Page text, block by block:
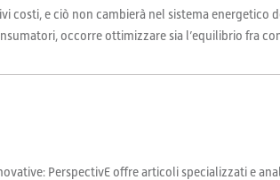
costi, e ciò non cambierà nel sistema energetico
occorre ottimizzare sia l’equilibrio fra
PerspectivE offre articoli specializzati e